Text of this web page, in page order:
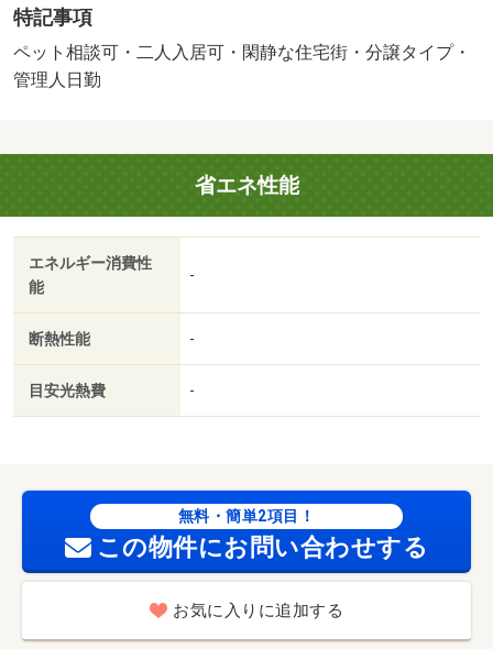
００１円／月・ハッピーサポート会費１，００１円／月・
ペット条件：小型犬可／猫可／条件変更有・管理形態／管
理員の勤務形態：日勤・周辺には、徒歩１０分程のところ
内のため子育て環境にも適しています。ペット飼育可（小
型犬、猫）・仲介手数料：１．１ヶ月/鍵代 33000円/オゾ
ン消毒費 19800円
特記事項
ペット相談可・二人入居可・閑静な住宅街・分譲タイプ・
管理人日勤
省エネ性能
エネルギー消費性
能
-
断熱性能 -
目安光熱費 -
無料・簡単2項目！
この物件にお問い合わせする
お気に入りに追加する